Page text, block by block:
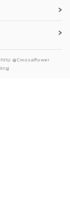
›
›
ทม @Cmosaflower